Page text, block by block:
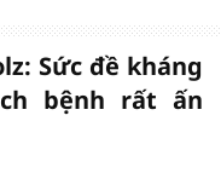
Sức đề kháng
bệnh rất ấn